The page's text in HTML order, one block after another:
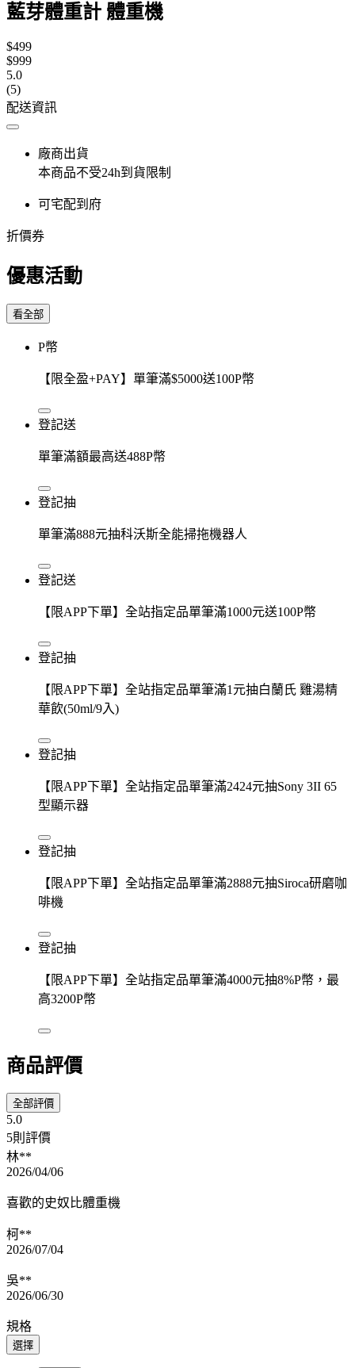
藍芽體重計 體重機
$499
$999
5.0
(5)
配送資訊
廠商出貨
本商品不受24h到貨限制
可宅配到府
折價券
優惠活動
看全部
P幣
【限全盈+PAY】單筆滿$5000送100P幣
登記送
單筆滿額最高送488P幣
登記抽
單筆滿888元抽科沃斯全能掃拖機器人
登記送
【限APP下單】全站指定品單筆滿1000元送100P幣
登記抽
【限APP下單】全站指定品單筆滿1元抽白蘭氏 雞湯精
華飲(50ml/9入)
登記抽
【限APP下單】全站指定品單筆滿2424元抽Sony 3II 65
型顯示器
登記抽
【限APP下單】全站指定品單筆滿2888元抽Siroca研磨咖
啡機
登記抽
【限APP下單】全站指定品單筆滿4000元抽8%P幣，最
高3200P幣
商品評價
全部評價
5.0
5則評價
林**
2026/04/06
喜歡的史奴比體重機
柯**
2026/07/04
吳**
2026/06/30
規格
選擇